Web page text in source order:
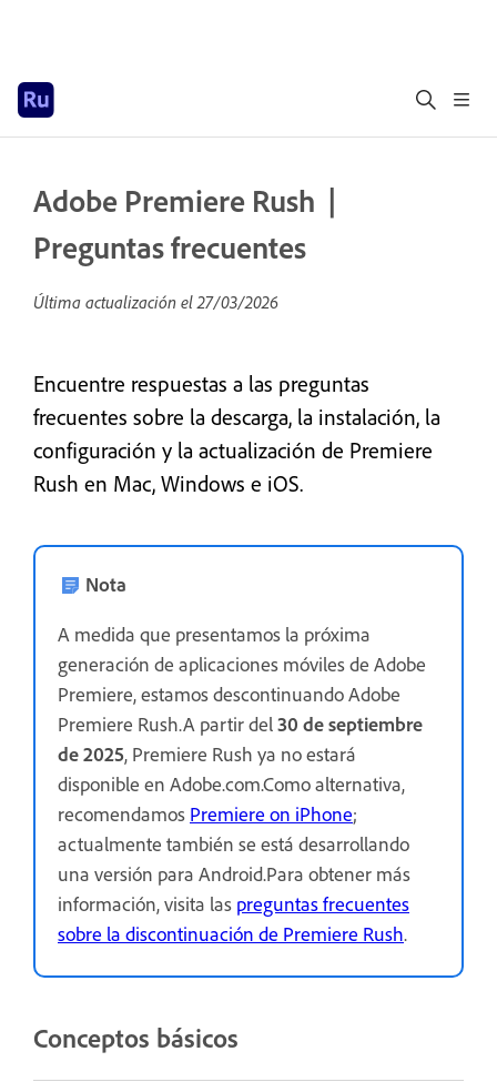
Adobe Premiere Rush |
Preguntas frecuentes
Última actualización el27/03/2026
Encuentre respuestas a las preguntas
frecuentes sobre la descarga, la instalación, la
configuración y la actualización de Premiere
Rush en Mac, Windows e iOS.
Nota
A medida que presentamos la próxima
generación de aplicaciones móviles de Adobe
Premiere, estamos descontinuando Adobe
Premiere Rush.A partir del30 de septiembre
de 2025, Premiere Rush ya no estará
disponible en Adobe.com.Como alternativa,
recomendamos Premiere on iPhone;
actualmente también se está desarrollando
una versión para Android.Para obtener más
información, visita las preguntas frecuentes
sobre la discontinuación de Premiere Rush.
Conceptos básicos